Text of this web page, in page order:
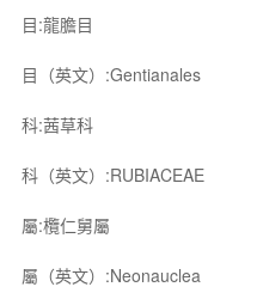
目:龍膽目
目（英文）:Gentianales
科:茜草科
科（英文）:RUBIACEAE
屬:欖仁舅屬
屬（英文）:Neonauclea